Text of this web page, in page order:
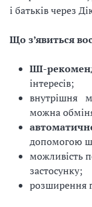
і батьків через
Що з’явиться
ШІ-
інтересів;
внутрішня
можна
допомогою
можливість
застосунку;
розширення